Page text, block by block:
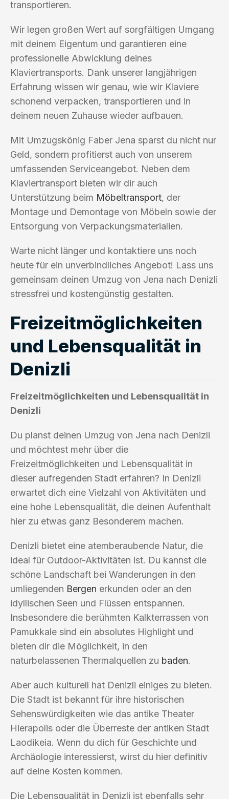
transportieren.
Wir legen großen Wert auf sorgfältigen Umgang
mit deinem Eigentum und garantieren eine
professionelle Abwicklung deines
Klaviertransports. Dank unserer langjährigen
Erfahrung wissen wir genau, wie wir Klaviere
schonend verpacken, transportieren und in
deinem neuen Zuhause wieder aufbauen.
Mit Umzugskönig Faber Jena sparst du nicht nur
Geld, sondern profitierst auch von unserem
umfassenden Serviceangebot. Neben dem
Klaviertransport bieten wir dir auch
Unterstützung beim Möbeltransport, der
Montage und Demontage von Möbeln sowie der
Entsorgung von Verpackungsmaterialien.
Warte nicht länger und kontaktiere uns noch
heute für ein unverbindliches Angebot! Lass uns
gemeinsam deinen Umzug von Jena nach Denizli
stressfrei und kostengünstig gestalten.
Freizeitmöglichkeiten
und Lebensqualität in
Denizli
Freizeitmöglichkeiten und Lebensqualität in
Denizli
Du planst deinen Umzug von Jena nach Denizli
und möchtest mehr über die
Freizeitmöglichkeiten und Lebensqualität in
dieser aufregenden Stadt erfahren? In Denizli
erwartet dich eine Vielzahl von Aktivitäten und
eine hohe Lebensqualität, die deinen Aufenthalt
hier zu etwas ganz Besonderem machen.
Denizli bietet eine atemberaubende Natur, die
ideal für Outdoor-Aktivitäten ist. Du kannst die
schöne Landschaft bei Wanderungen in den
umliegenden Bergen erkunden oder an den
idyllischen Seen und Flüssen entspannen.
Insbesondere die berühmten Kalkterrassen von
Pamukkale sind ein absolutes Highlight und
bieten dir die Möglichkeit, in den
naturbelassenen Thermalquellen zu baden.
Aber auch kulturell hat Denizli einiges zu bieten.
Die Stadt ist bekannt für ihre historischen
Sehenswürdigkeiten wie das antike Theater
Hierapolis oder die Überreste der antiken Stadt
Laodikeia. Wenn du dich für Geschichte und
Archäologie interessierst, wirst du hier definitiv
auf deine Kosten kommen.
Die Lebensqualität in Denizli ist ebenfalls sehr